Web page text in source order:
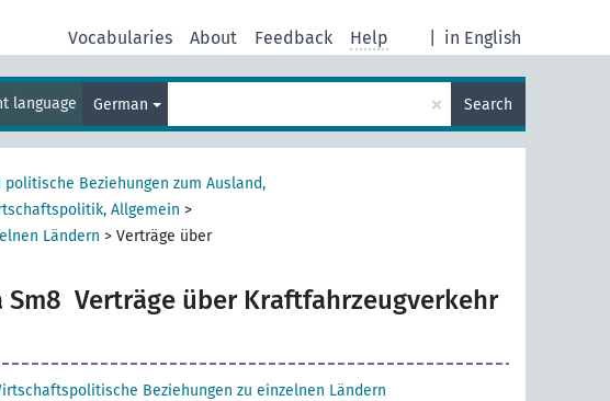
in English
Vocabularies About Feedback Help
language German × Search
Beziehungen zum Ausland,
Allgemein >
Ländern > Verträge über
Sm8 Verträge über Kraftfahrzeugverkehr
Beziehungen zu einzelnen Ländern